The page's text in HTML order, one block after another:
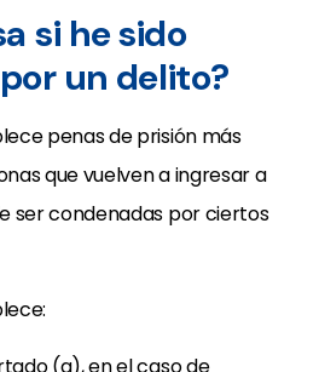
si he sido
un delito?
penas de prisión más
que vuelven a ingresar a
ser condenadas por ciertos